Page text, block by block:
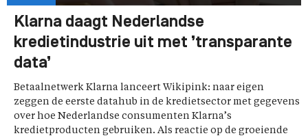
Klarna daagt Nederlandse
kredietindustrie uit met ’transparante
data’
Betaalnetwerk Klarna lanceert Wikipink: naar eigen
zeggen de eerste datahub in de kredietsector met gegevens
over hoe Nederlandse consumenten Klarna’s
kredietproducten gebruiken. Als reactie op de groeiende